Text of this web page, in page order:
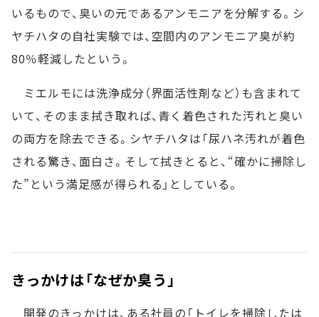
いるもので、臭いの元であるアンモニアを分解する。シ
ヤチハタの自社実験では、空間内のアンモニア臭が約
80％軽減したという。
ミエルモには洗浄成分（界面活性剤など）も含まれて
いて、そのまま拭き取れば、青く着色された汚れと臭い
の両方を除去できる。シヤチハタは「尿ハネ汚れが着色
される驚き、面白さ。そして拭きとると、“確かに掃除し
た”という満足感が得られる」としている。
きっかけは「なぜか臭う」
開発のきっかけは、ある社員の「トイレを掃除したは